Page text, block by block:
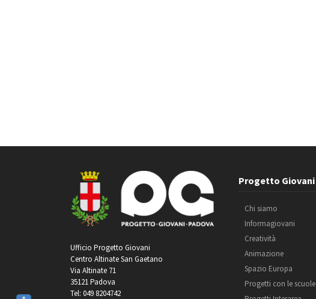
Ufficio Progetto Giovani
Centro Altinate San Gaetano
Via Altinate 71
35121 Padova
Tel: 049 8204742
Progetto Giovani
Chi siamo
Informagiovani
Creatività
Animazione
Spazio Europa
Progetti con le scuole